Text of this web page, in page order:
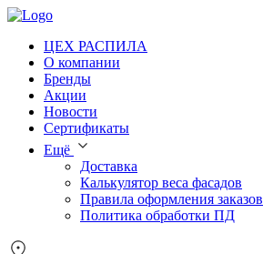
ЦЕХ РАСПИЛА
О компании
Бренды
Акции
Новости
Сертификаты
Ещё
Доставка
Калькулятор веса фасадов
Правила оформления заказов
Политика обработки ПД